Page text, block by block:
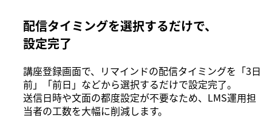
配信タイミングを選択するだけで、
設定完了
講座登録画面で、リマインドの配信タイミングを「3日
前」「前日」などから選択するだけで設定完了。
送信日時や文面の都度設定が不要なため、LMS運用担
当者の工数を大幅に削減します。